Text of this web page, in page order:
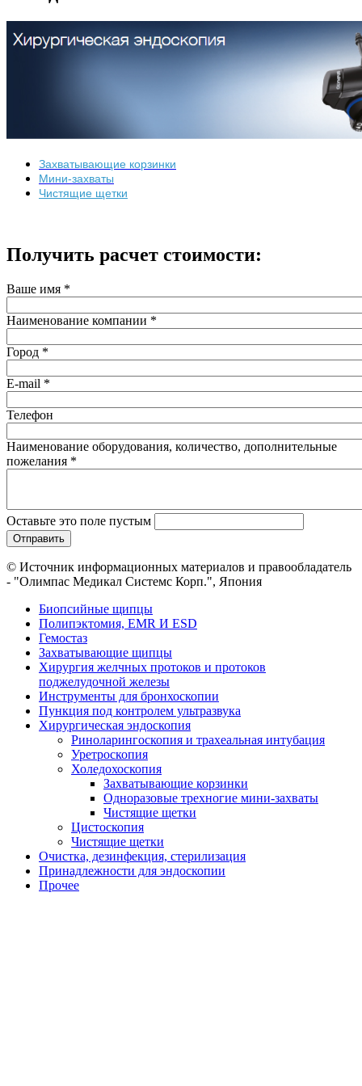
Захватывающие корзинки
Мини-захваты
Чистящие щетки
Получить расчет стоимости:
Ваше имя *
Наименование компании *
Город *
E-mail *
Телефон
Наименование оборудования, количество, дополнительные
пожелания *
Оставьте это поле пустым
© Источник информационных материалов и правообладатель
- "Олимпас Медикал Системс Корп.", Япония
Биопсийные щипцы
Полипэктомия, EMR И ESD
Гемостаз
Захватывающие щипцы
Хирургия желчных протоков и протоков
поджелудочной железы
Инструменты для бронхоскопии
Пункция под контролем ультразвука
Хирургическая эндоскопия
Риноларингоскопия и трахеальная интубация
Уретроскопия
Холедохоскопия
Захватывающие корзинки
Одноразовые трехногие мини-захваты
Чистящие щетки
Цистоскопия
Чистящие щетки
Очистка, дезинфекция, стерилизация
Принадлежности для эндоскопии
Прочее